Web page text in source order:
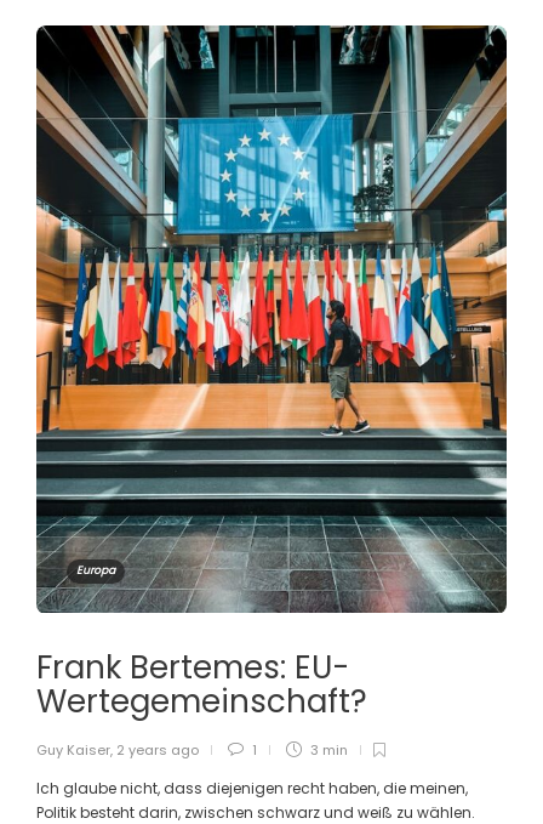
Europa
Frank Bertemes: EU-
Wertegemeinschaft?
Guy Kaiser, 2 years ago 1 3 min
Ich glaube nicht, dass diejenigen recht haben, die meinen,
Politik besteht darin, zwischen schwarz und weiß zu wählen.